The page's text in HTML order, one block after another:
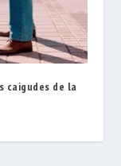
caigudes de la